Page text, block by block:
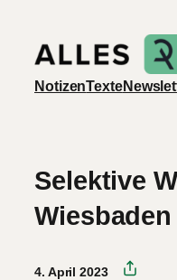
Inhalt
springen
NotizenTexte
Selektive
4. April 2023